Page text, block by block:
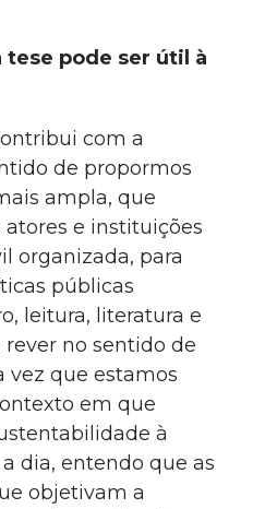
tese pode ser útil à
com a
de propormos
ampla, que
atores e instituições
organizada, para
públicas
leitura, literatura e
no sentido de
vez que estamos
em que
à
dia, entendo que as
objetivam a